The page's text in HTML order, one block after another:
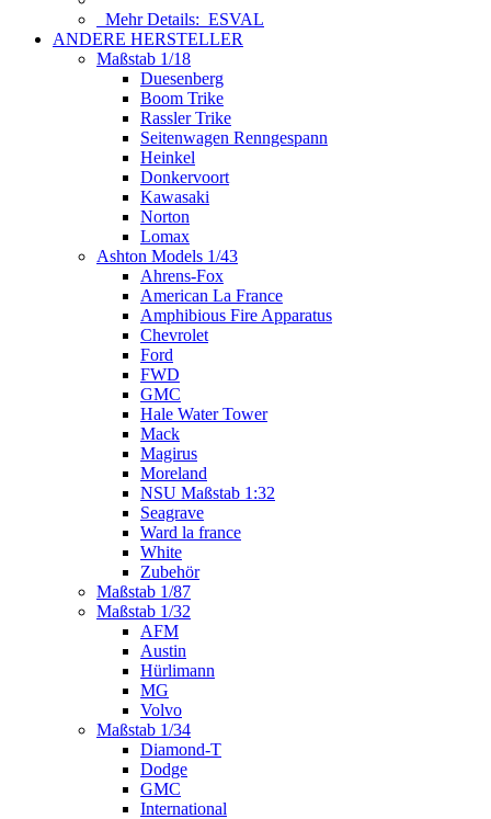
Mehr Details: ESVAL
ANDERE HERSTELLER
Maßstab 1/18
Duesenberg
Boom Trike
Rassler Trike
Seitenwagen Renngespann
Heinkel
Donkervoort
Kawasaki
Norton
Lomax
Ashton Models 1/43
Ahrens-Fox
American La France
Amphibious Fire Apparatus
Chevrolet
Ford
FWD
GMC
Hale Water Tower
Mack
Magirus
Moreland
NSU Maßstab 1:32
Seagrave
Ward la france
White
Zubehör
Maßstab 1/87
Maßstab 1/32
AFM
Austin
Hürlimann
MG
Volvo
Maßstab 1/34
Diamond-T
Dodge
GMC
International